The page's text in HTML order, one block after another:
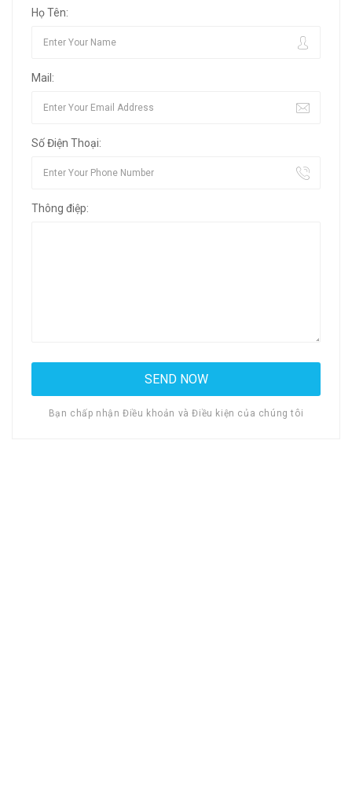
Họ Tên:
Mail:
Số Điện Thoại:
Thông điệp:
Bạn chấp nhận Điều khoản và Điều kiện của chúng tôi